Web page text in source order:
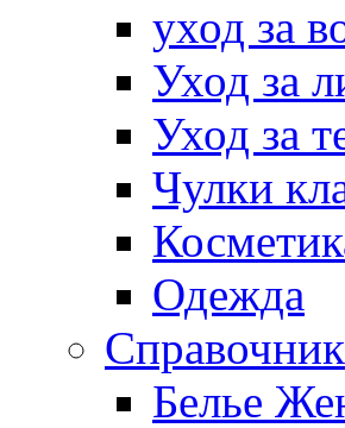
уход за
Уход за
Уход за
Чулки
Одежда
Справочник
Белье